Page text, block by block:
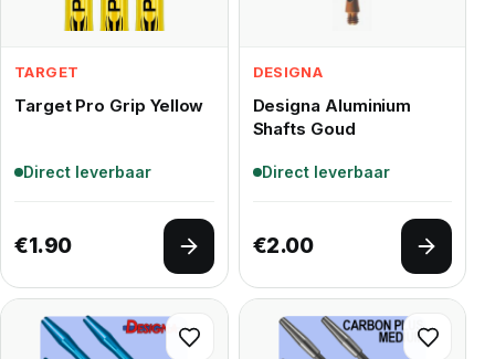
TARGET
Target Pro Grip Yellow
Direct leverbaar
€1.90
Opties selecteren
DESIGNA
Designa Aluminium
Shafts Goud
Direct leverbaar
€2.00
Opties